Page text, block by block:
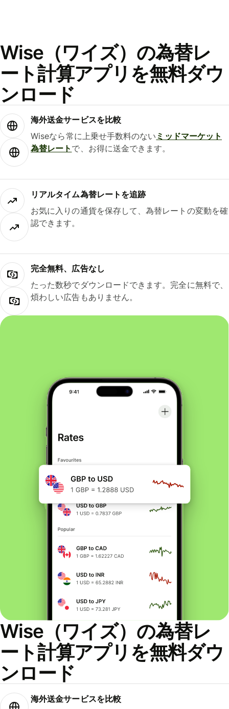
Wise（ワイズ）の為替レ
ート計算アプリを無料ダウ
ンロード
海外送金サービスを比較
Wiseなら常に上乗せ手数料のない ミッドマーケット
為替レート で、お得に送金できます。
リアルタイム為替レートを追跡
お気に入りの通貨を保存して、為替レートの変動を確
認できます。
完全無料、広告なし
たった数秒でダウンロードできます。完全に無料で、
煩わしい広告もありません。
Wise（ワイズ）の為替レ
ート計算アプリを無料ダウ
ンロード
海外送金サービスを比較